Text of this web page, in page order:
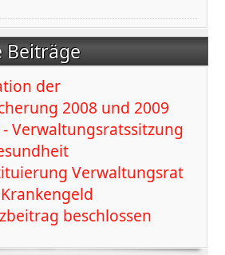
Beiträge
der
2008 und 2009
- Verwaltungsratssitzung
Verwaltungsrat
beschlossen